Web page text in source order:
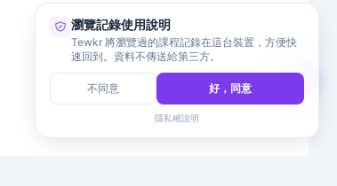
瀏覽記錄使用說明
Tewkr 將瀏覽過的課程記錄在這台裝置，方便快
速回到。資料不傳送給第三方。
不同意 好，同意
隱私權說明